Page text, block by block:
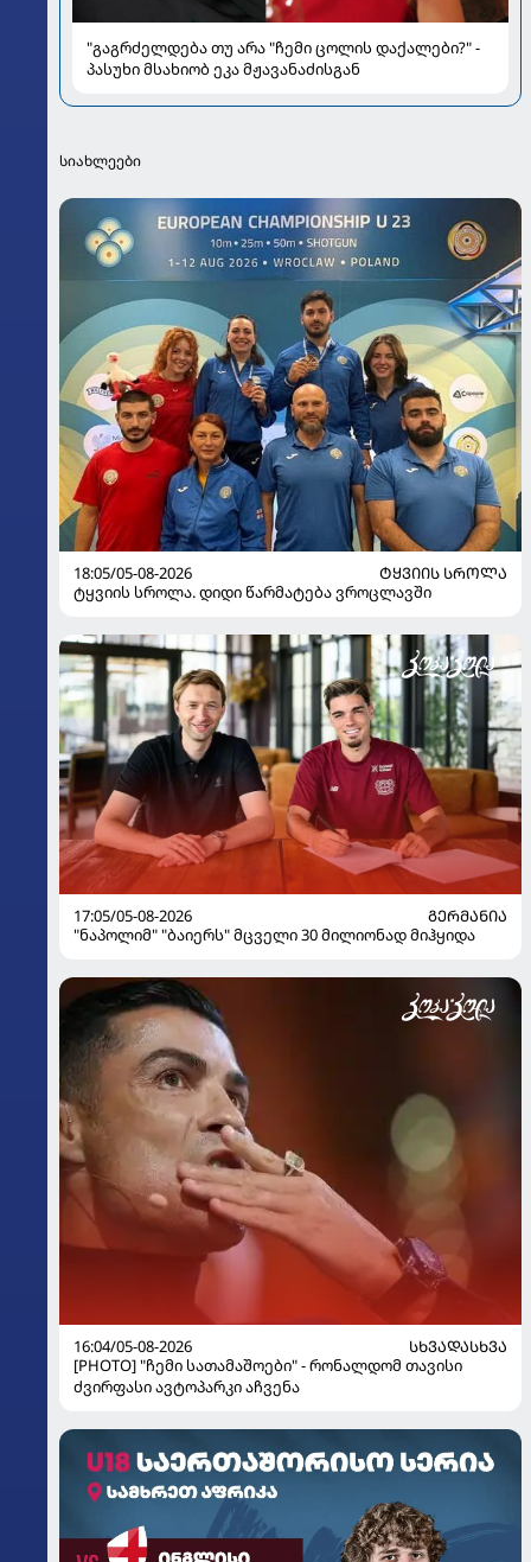
"გაგრძელდება თუ არა "ჩემი ცოლის დაქალები?" -
პასუხი მსახიობ ეკა მჟავანაძისგან
სიახლეები
18:05/05-08-2026
ᲢᲧᲕᲘᲘᲡ ᲡᲠᲝᲚᲐ
ტყვიის სროლა. დიდი წარმატება ვროცლავში
17:05/05-08-2026
ᲒᲔᲠᲛᲐᲜᲘᲐ
"ნაპოლიმ" "ბაიერს" მცველი 30 მილიონად მიჰყიდა
16:04/05-08-2026
ᲡᲮᲕᲐᲓᲐᲡᲮᲕᲐ
[PHOTO] "ჩემი სათამაშოები" - რონალდომ თავისი
ძვირფასი ავტოპარკი აჩვენა